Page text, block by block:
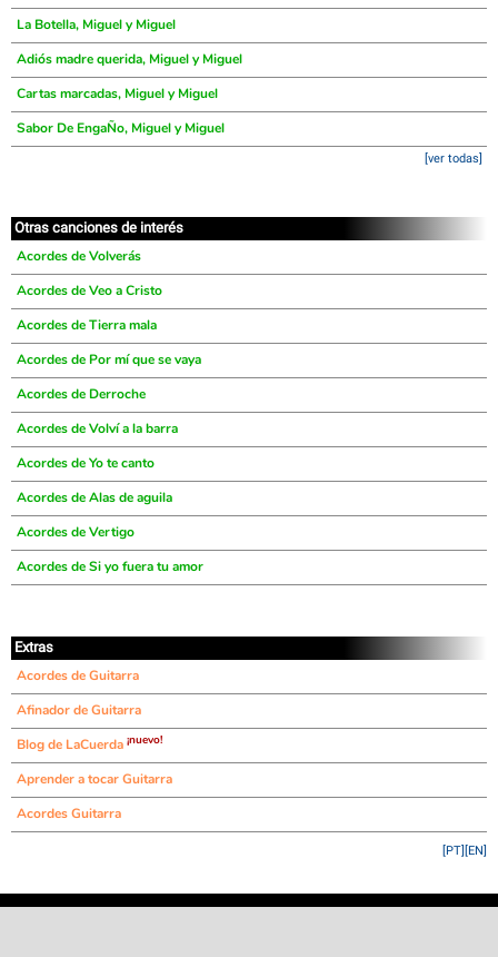
La Botella, Miguel y Miguel
Adiós madre querida, Miguel y Miguel
Cartas marcadas, Miguel y Miguel
Sabor De EngaÑo, Miguel y Miguel
[ver todas]
Otras canciones de interés
Acordes de Volverás
Acordes de Veo a Cristo
Acordes de Tierra mala
Acordes de Por mí que se vaya
Acordes de Derroche
Acordes de Volví a la barra
Acordes de Yo te canto
Acordes de Alas de aguila
Acordes de Vertigo
Acordes de Si yo fuera tu amor
Extras
Acordes de Guitarra
Afinador de Guitarra
Blog de LaCuerda ¡nuevo!
Aprender a tocar Guitarra
Acordes Guitarra
[EN]
[PT]